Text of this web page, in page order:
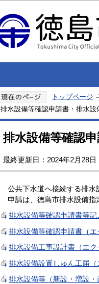
トップページ
排水設備等確認申請書・排水
排水設備等確認
最終更新日：2024年2月28日
公共下水道へ接続する排水
申請は、徳島市排水設備指
排水設備等確認申請書等記
排水設備等確認申請書（エ
排水設備工事設計書（エク
排水設備設置しゅん工届（
排水設備等（新設・増設・